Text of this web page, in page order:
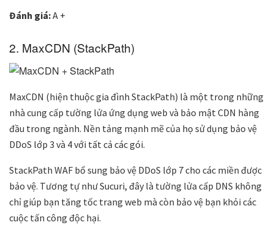
Đánh giá:A +
2. MaxCDN (StackPath)
MaxCDN (hiện thuộc gia đình StackPath) là một trong những
nhà cung cấp tường lửa ứng dụng web và bảo mật CDN hàng
đầu trong ngành. Nền tảng mạnh mẽ của họ sử dụng bảo vệ
DDoS lớp 3 và 4 với tất cả các gói.
StackPath WAF bổ sung bảo vệ DDoS lớp 7 cho các miền được
bảo vệ. Tương tự như Sucuri, đây là tường lửa cấp DNS không
chỉ giúp bạn tăng tốc trang web mà còn bảo vệ bạn khỏi các
cuộc tấn công độc hại.